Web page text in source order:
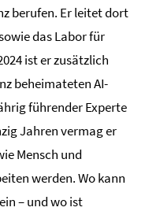
berufen. Er leitet dort
das Labor für
ist er zusätzlich
beheimateten AI-
führender Experte
Jahren vermag er
Mensch und
werden. Wo kann
– und wo ist